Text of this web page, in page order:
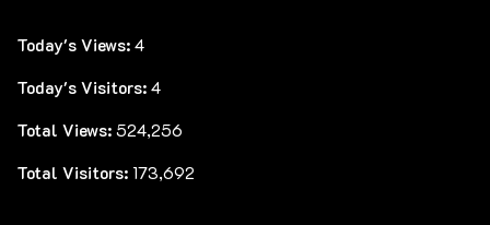
Today's Views: 4
Today's Visitors: 4
Total Views: 524,256
Total Visitors: 173,692